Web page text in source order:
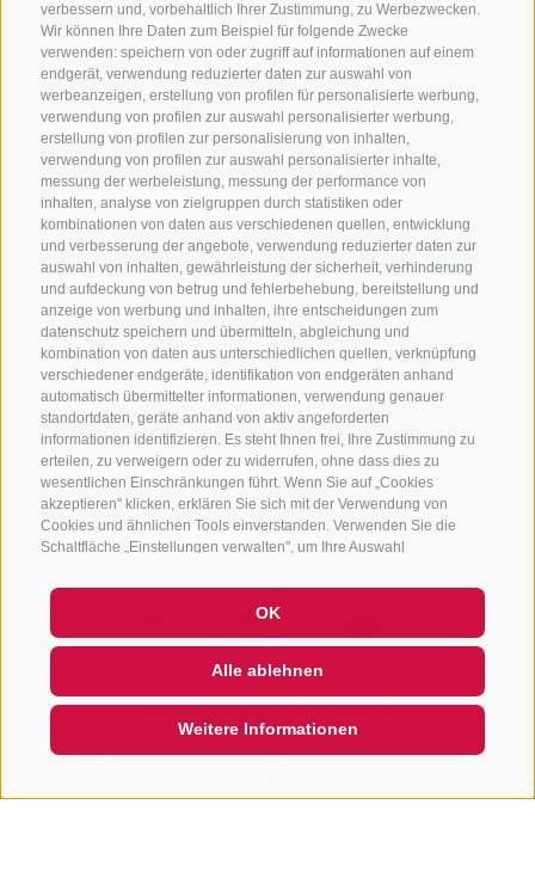
verbessern und, vorbehaltlich Ihrer Zustimmung, zu Werbezwecken.
Wir können Ihre Daten zum Beispiel für folgende Zwecke
verwenden: speichern von oder zugriff auf informationen auf einem
endgerät, verwendung reduzierter daten zur auswahl von
werbeanzeigen, erstellung von profilen für personalisierte werbung,
verwendung von profilen zur auswahl personalisierter werbung,
erstellung von profilen zur personalisierung von inhalten,
verwendung von profilen zur auswahl personalisierter inhalte,
messung der werbeleistung, messung der performance von
inhalten, analyse von zielgruppen durch statistiken oder
kombinationen von daten aus verschiedenen quellen, entwicklung
und verbesserung der angebote, verwendung reduzierter daten zur
auswahl von inhalten, gewährleistung der sicherheit, verhinderung
und aufdeckung von betrug und fehlerbehebung, bereitstellung und
anzeige von werbung und inhalten, ihre entscheidungen zum
datenschutz speichern und übermitteln, abgleichung und
kombination von daten aus unterschiedlichen quellen, verknüpfung
verschiedener endgeräte, identifikation von endgeräten anhand
automatisch übermittelter informationen, verwendung genauer
standortdaten, geräte anhand von aktiv angeforderten
informationen identifizieren. Es steht Ihnen frei, Ihre Zustimmung zu
erteilen, zu verweigern oder zu widerrufen, ohne dass dies zu
wesentlichen Einschränkungen führt. Wenn Sie auf „Cookies
akzeptieren" klicken, erklären Sie sich mit der Verwendung von
Cookies und ähnlichen Tools einverstanden. Verwenden Sie die
Schaltfläche „Einstellungen verwalten", um Ihre Auswahl
die nicht unbedingt erforderlich sind. Sie können Ihre Einstellungen
jederzeit ändern, indem Sie auf den Link „Cookie-Einstellungen"
unten auf der Seite oder auf das Schildsymbol unten links klicken.
Ihre Einstellungen gelten nur für das verwendete Gerät.
OK
Alle ablehnen
Weitere Informationen
Home Highlights Highlight-Events
Diese Seite teilen:
zurück
KONTAKTIERE UNS
+39 0472 765325/+39 0472 760608/+39 0472QUICKLINKS